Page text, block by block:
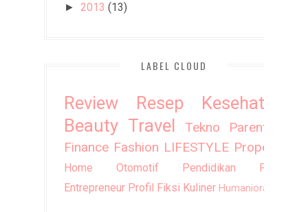
► 2013 (13)
LABEL CLOUD
Review Resep
Kesehatan
Beauty Travel Tekno
Parenting
Finance Fashion LIFESTYLE Property
Home Otomotif Pendidikan
Puisi
Entrepreneur Profil Fiksi Kuliner Humaniora